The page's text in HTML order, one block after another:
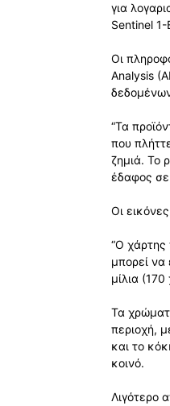
για
Sentinel 1-
Οι
Analysis
“Τα
που
ζημιά. Το
έδαφος
Οι
“Ο χάρτης
μπορεί να
μίλια (170
Τα
περιοχή,
και το
κοινό.
Λιγότερο